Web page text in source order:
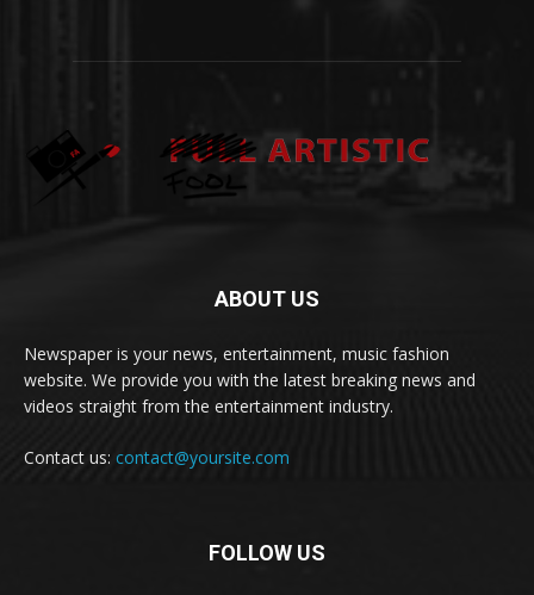
ABOUT US
Newspaper is your news, entertainment, music fashion
website. We provide you with the latest breaking news and
videos straight from the entertainment industry.
Contact us: contact@yoursite.com
FOLLOW US